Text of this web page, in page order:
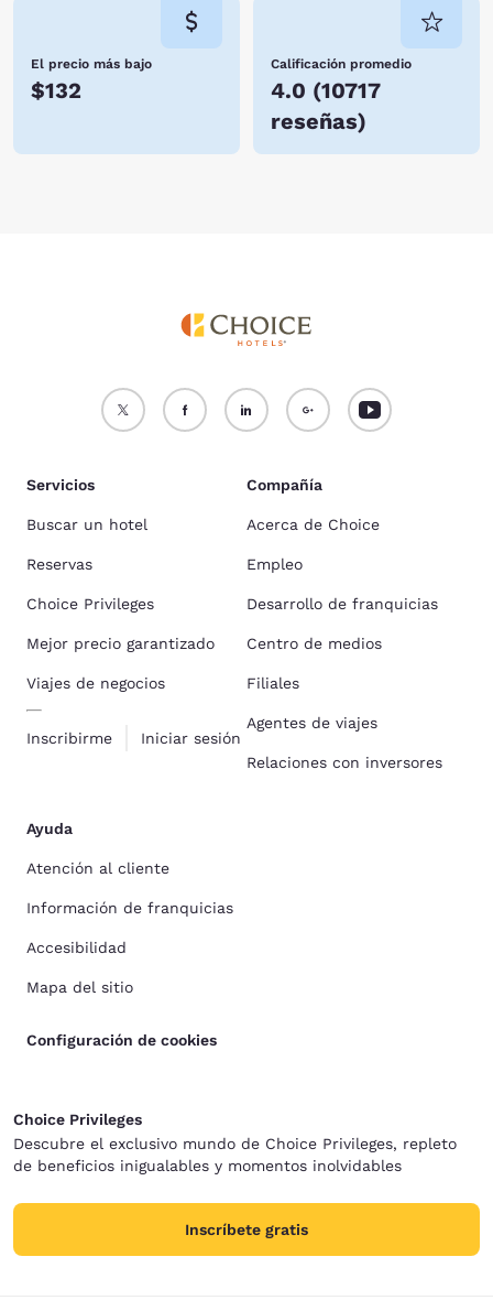
El precio más bajo
$132
Calificación promedio
4.0 (10717
reseñas)
Servicios
Buscar un hotel
Reservas
Choice Privileges
Mejor precio garantizado
Viajes de negocios
Inscribirme Iniciar sesión
Compañía
Acerca de Choice
Empleo
Desarrollo de franquicias
Centro de medios
Filiales
Agentes de viajes
Relaciones con inversores
Ayuda
Atención al cliente
Información de franquicias
Accesibilidad
Mapa del sitio
Configuración de cookies
Choice Privileges
Descubre el exclusivo mundo de Choice Privileges, repleto
de beneficios inigualables y momentos inolvidables
Inscríbete gratis